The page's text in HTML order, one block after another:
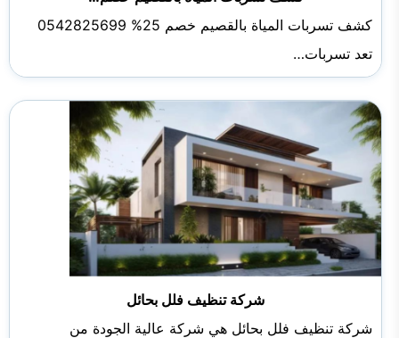
تعد تسربات…
شركة تنظيف فلل بحائل
شركة تنظيف فلل بحائل هي شركة عالية الجودة من